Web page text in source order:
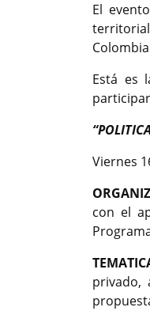
El
Está es
Viernes
con el
privado,